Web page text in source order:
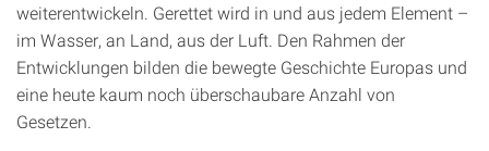
weiterentwickeln. Gerettet wird in und aus jedem Element –
im Wasser, an Land, aus der Luft. Den Rahmen der
Entwicklungen bilden die bewegte Geschichte Europas und
eine heute kaum noch überschaubare Anzahl von
Gesetzen.